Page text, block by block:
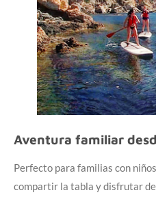
Aventura familiar
Perfecto para familias con
compartir la tabla y disfrutar